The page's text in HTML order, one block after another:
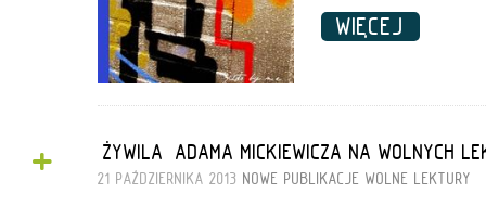
WIĘCEJ
+ „ŻYWILA” ADAMA MICKIEWICZA NA WOLNYCH
21 PAŹDZIERNIKA 2013 NOWE PUBLIKACJE WOLNE LEKTURY